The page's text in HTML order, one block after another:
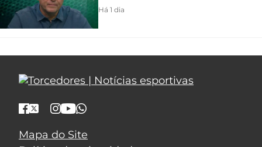
Há 1 dia
Mapa do Site